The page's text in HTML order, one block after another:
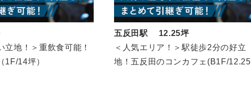
立地！＞重飲食可能！
1F/14坪）
五反田駅 12.25坪
＜人気エリア！＞駅徒歩2分の好立
地！五反田のコンカフェ(B1F/12.25